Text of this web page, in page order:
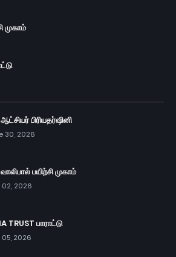
முகாம்
பிரியதர்ஷினி
30, 2026
பயிற்சி முகாம்
02, 2026
TRUST பாராட்டு
05, 2026